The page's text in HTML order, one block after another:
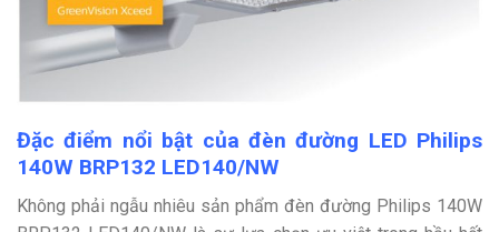
Đặc điểm nổi bật của đèn đường LED Philips
140W BRP132 LED140/NW
Không phải ngẫu nhiêu sản phẩm đèn đường Philips 140W